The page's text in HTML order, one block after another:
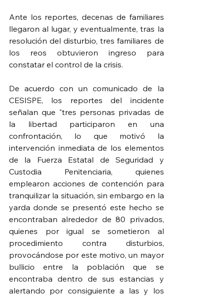
Ante los reportes, decenas de familiares
llegaron al lugar, y eventualmente, tras la
resolución del disturbio, tres familiares de
los reos obtuvieron ingreso para
constatar el control de la crisis.
De acuerdo con un comunicado de la
CESISPE, los reportes del incidente
señalan que "tres personas privadas de
la libertad participaron en una
confrontación, lo que motivó la
intervención inmediata de los elementos
de la Fuerza Estatal de Seguridad y
Custodia Penitenciaria, quienes
emplearon acciones de contención para
tranquilizar la situación, sin embargo en la
yarda donde se presentó este hecho se
encontraban alrededor de 80 privados,
quienes por igual se sometieron al
procedimiento contra disturbios,
provocándose por este motivo, un mayor
bullicio entre la población que se
encontraba dentro de sus estancias y
alertando por consiguiente a las y los